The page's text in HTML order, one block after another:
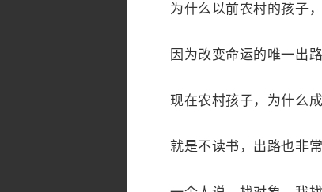
为什么以前农村的孩子，
因为改变命运的唯一出路
现在农村孩子，为什么成
就是不读书，出路也非常